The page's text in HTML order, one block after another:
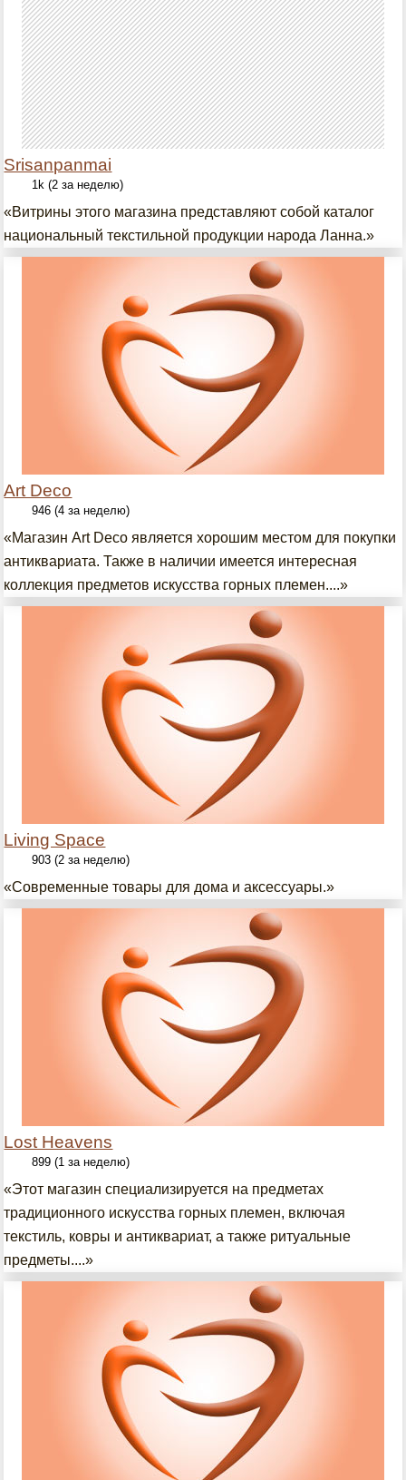
Srisanpanmai
1k (2 за неделю)
«Витрины этого магазина представляют собой каталог
национальный текстильной продукции народа Ланна.»
Art Deco
946 (4 за неделю)
«Магазин Art Deco является хорошим местом для покупки
антиквариата. Также в наличии имеется интересная
коллекция предметов искусства горных племен....»
Living Space
903 (2 за неделю)
«Современные товары для дома и аксессуары.»
Lost Heavens
899 (1 за неделю)
«Этот магазин специализируется на предметах
традиционного искусства горных племен, включая
текстиль, ковры и антиквариат, а также ритуальные
предметы....»